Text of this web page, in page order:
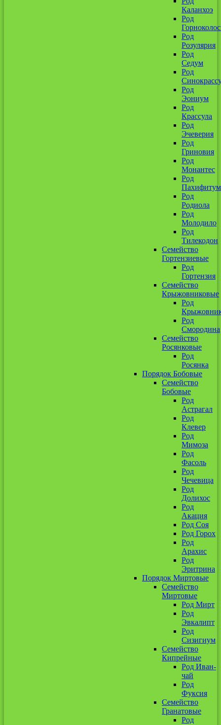
Каланхоэ
Род
Род
Розулярия
Род
Седум
Род
Род
Эониум
Род
Крассула
Род
Эчеверия
Род
Гриновия
Род
Монантес
Род
Пахифитум
Род
Родиола
Род
Молодило
Род
Тилекодон
Семейство
Гортензиевые
Род
Гортензия
Семейство
Крыжовниковые
Род
Род
Смородина
Семейство
Росянковые
Род
Росянка
Порядок Бобовые
Семейство
Бобовые
Род
Астрагал
Род
Клевер
Род
Мимоза
Род
Фасоль
Род
Чечевица
Род
Долихос
Род
Акация
Род Соя
Род Горох
Род
Арахис
Род
Эритрина
Порядок Миртовые
Семейство
Миртовые
Род Мирт
Род
Эвкалипт
Род
Сизигиум
Семейство
Кипрейные
Род Иван-
чай
Род
Фуксия
Семейство
Гранатовые
Род